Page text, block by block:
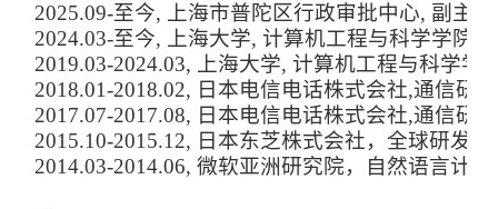
2025.09-至今, 上海市普陀区行政审批中心, 副主
2024.03-至今, 上海大学, 计算机工程与科学学院,
2019.03-2024.03, 上海大学, 计算机工程与科学学
2018.01-2018.02, 日本电信电话株式会社,通信研
2017.07-2017.08, 日本电信电话株式会社,通信研
2015.10-2015.12, 日本东芝株式会社，全球研发
2014.03-2014.06, 微软亚洲研究院，自然语言计